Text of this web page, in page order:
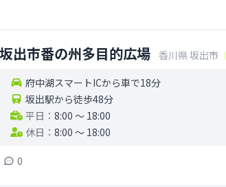
坂出市番の州多目的広場 香川県坂出市
府中湖スマートICから車で18分
坂出駅から徒歩48分
平日： 8:00 〜 18:00
休日： 8:00 〜 18:00
0